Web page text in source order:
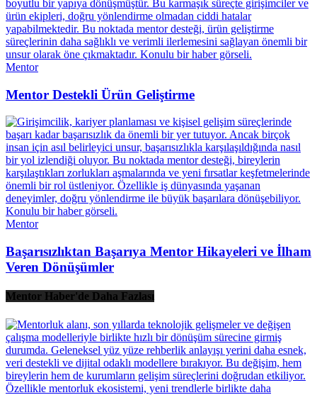
Mentor
Mentor Destekli Ürün Geliştirme
Mentor
Başarısızlıktan Başarıya Mentor Hikayeleri ve İlham
Veren Dönüşümler
Mentor Haber'de Daha Fazlası